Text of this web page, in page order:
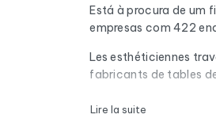
Está à procura de um
empresas com 422
Les esthéticiennes
fabricants de tables
Cada e-mail da lista é
Lire la suite